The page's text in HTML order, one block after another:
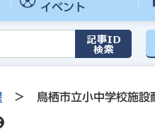
イベント
> 鳥栖市立小中学校施設